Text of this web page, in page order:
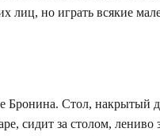
лиц, но играть всякие
Бронина. Стол, накрытый
сидит за столом, лениво